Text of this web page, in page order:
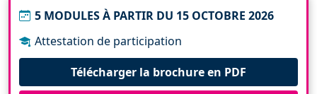
5 MODULES À PARTIR DU 15 OCTOBRE 2026
Attestation de participation
Télécharger la brochure en PDF